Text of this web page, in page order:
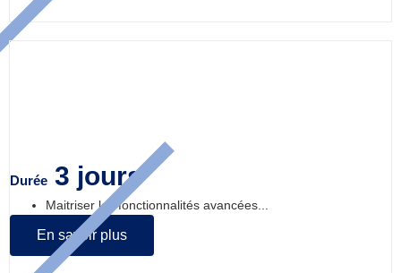
Durée 3 jours
Maitriser les fonctionnalités avancées...
En savoir plus